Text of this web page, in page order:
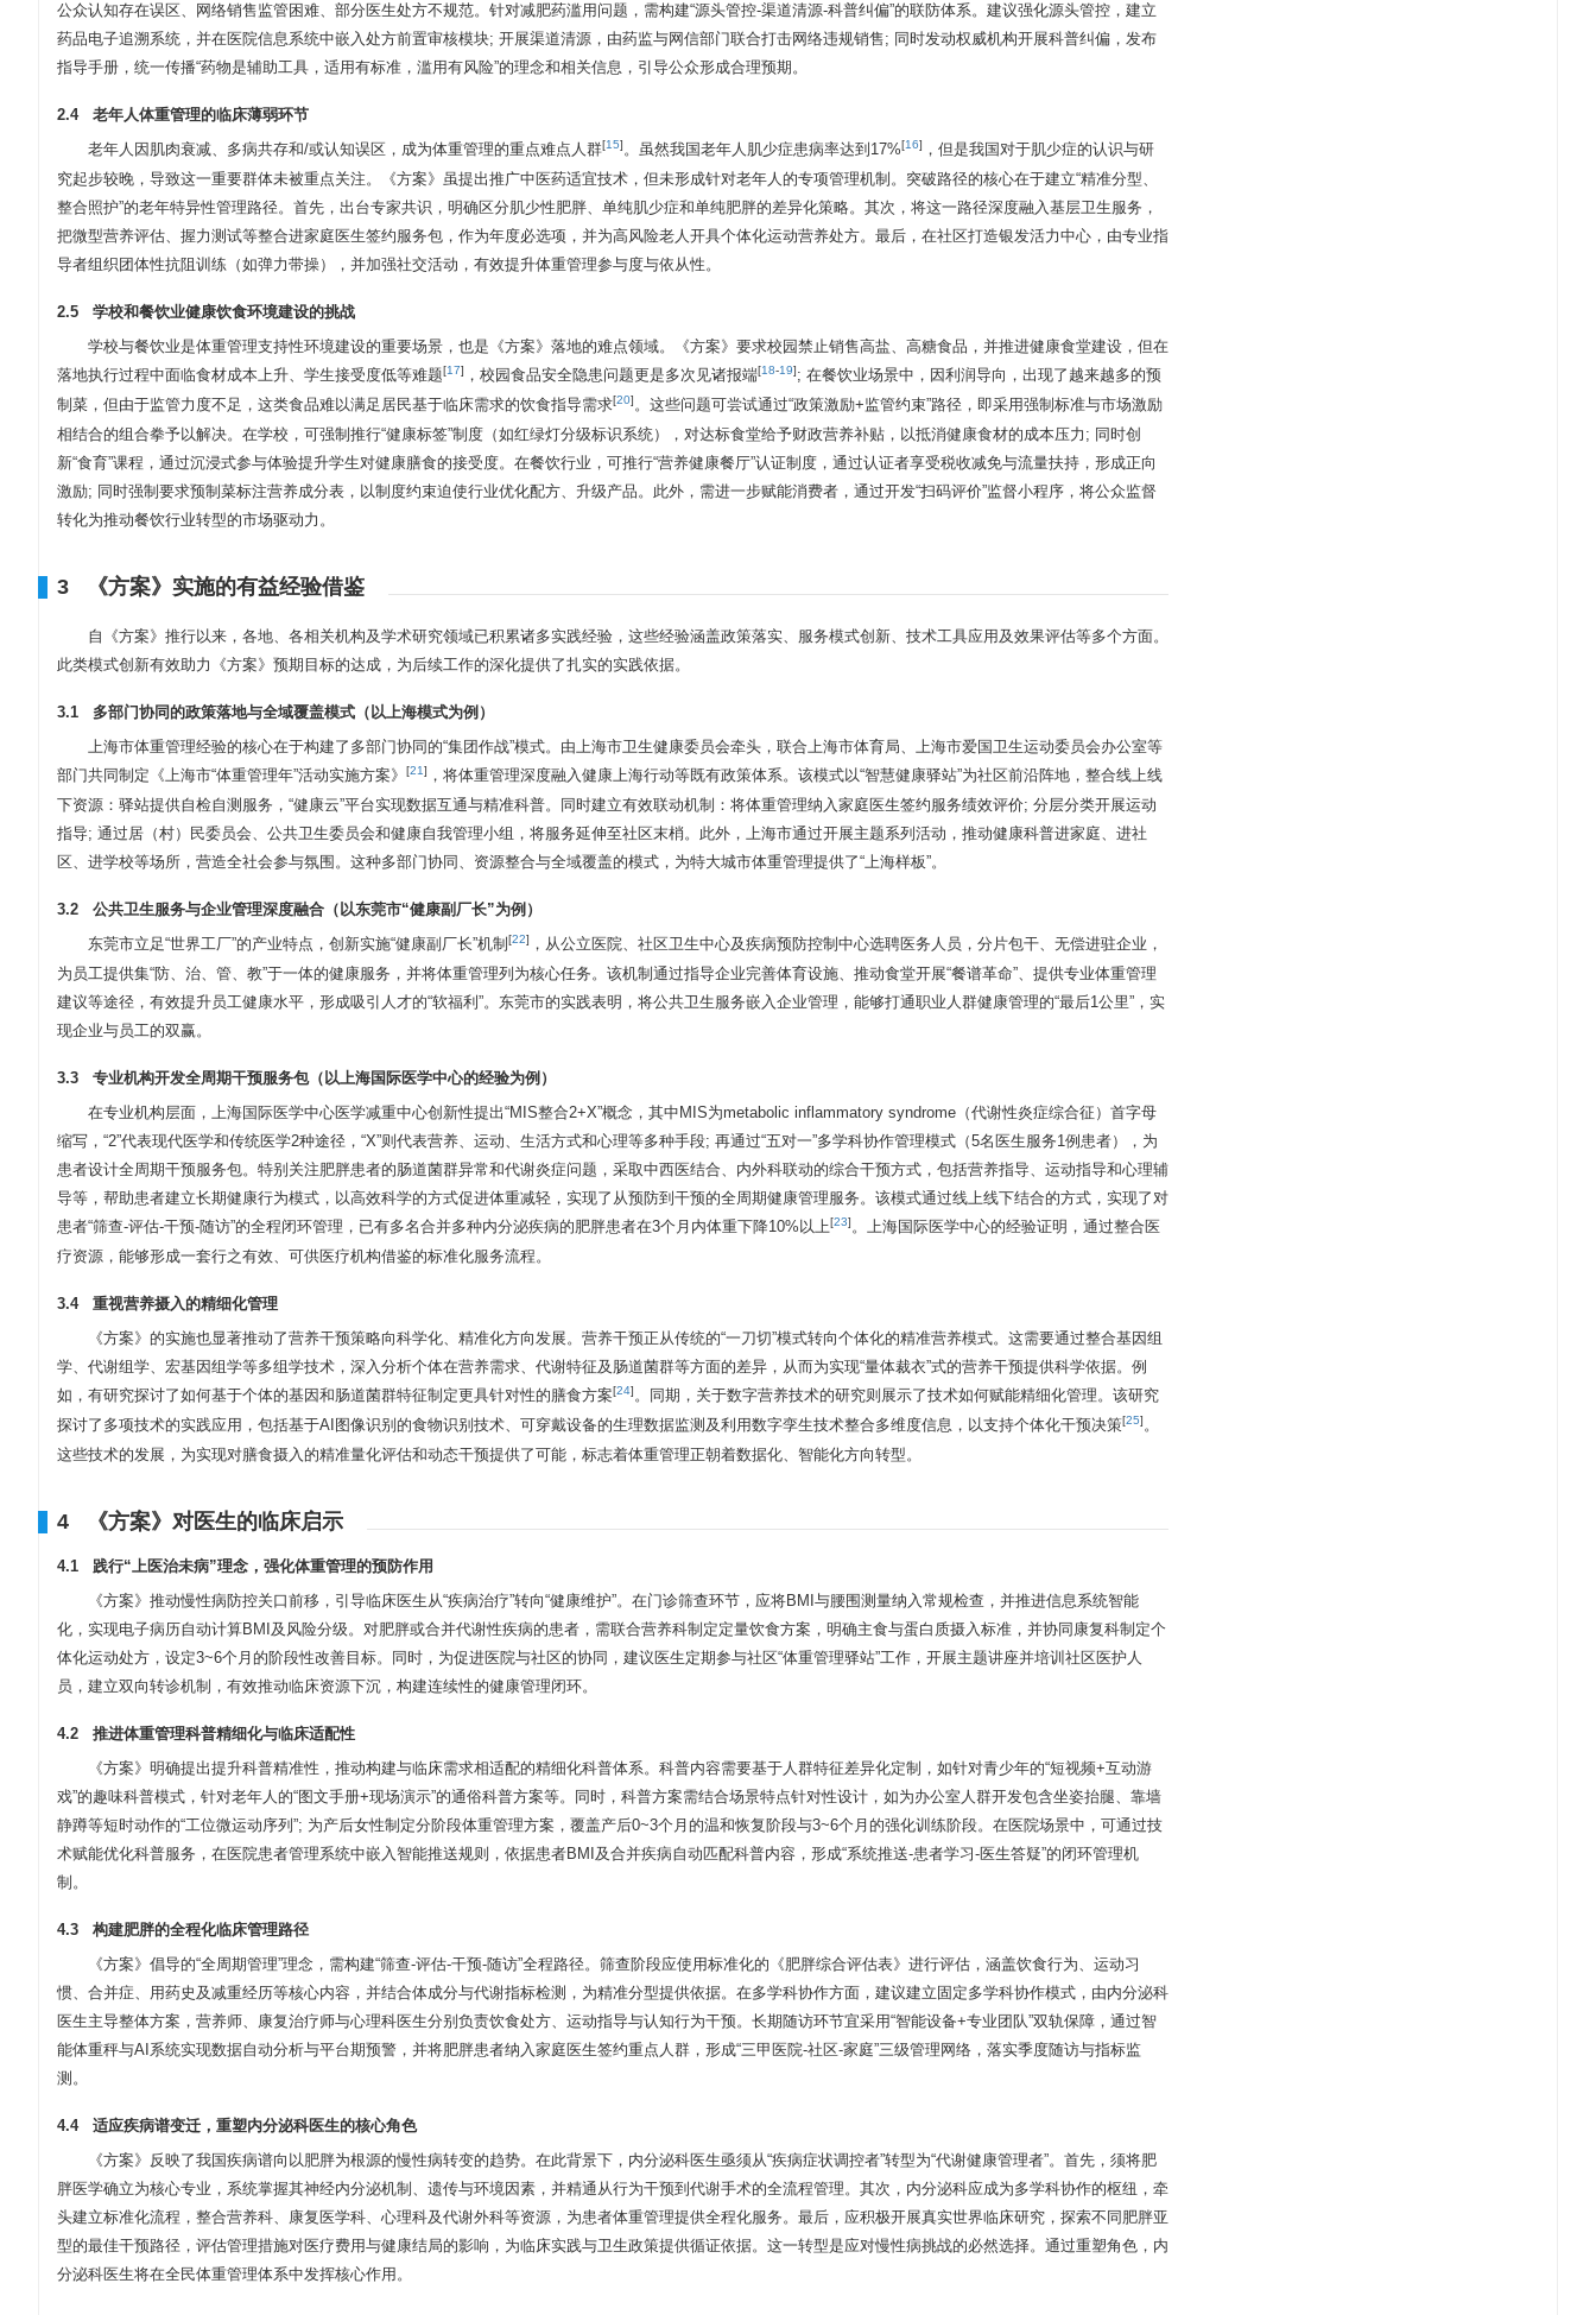
公众认知存在误区、网络销售监管困难、部分医生处方不规范。针对减肥药滥用问题，需构建“源头管控-渠道清源-科普纠偏”的联防体系。建议强化源头管控，建立
药品电子追溯系统，并在医院信息系统中嵌入处方前置审核模块; 开展渠道清源，由药监与网信部门联合打击网络违规销售; 同时发动权威机构开展科普纠偏，发布
指导手册，统一传播“药物是辅助工具，适用有标准，滥用有风险”的理念和相关信息，引导公众形成合理预期。
2.4 老年人体重管理的临床薄弱环节
老年人因肌肉衰减、多病共存和/或认知误区，成为体重管理的重点难点人群[15]。虽然我国老年人肌少症患病率达到17%[16] ，但是我国对于肌少症的认识与研
究起步较晚，导致这一重要群体未被重点关注。《方案》虽提出推广中医药适宜技术，但未形成针对老年人的专项管理机制。突破路径的核心在于建立“精准分型、
整合照护”的老年特异性管理路径。首先，出台专家共识，明确区分肌少性肥胖、单纯肌少症和单纯肥胖的差异化策略。其次，将这一路径深度融入基层卫生服务，
把微型营养评估、握力测试等整合进家庭医生签约服务包，作为年度必选项，并为高风险老人开具个体化运动营养处方。最后，在社区打造银发活力中心，由专业指
导者组织团体性抗阻训练（如弹力带操），并加强社交活动，有效提升体重管理参与度与依从性。
2.5 学校和餐饮业健康饮食环境建设的挑战
学校与餐饮业是体重管理支持性环境建设的重要场景，也是《方案》落地的难点领域。《方案》要求校园禁止销售高盐、高糖食品，并推进健康食堂建设，但在
落地执行过程中面临食材成本上升、学生接受度低等难题[17] ，校园食品安全隐患问题更是多次见诸报端[18-19]; 在餐饮业场景中，因利润导向，出现了越来越多的预
制菜，但由于监管力度不足，这类食品难以满足居民基于临床需求的饮食指导需求[20]。这些问题可尝试通过“政策激励+监管约束”路径，即采用强制标准与市场激励
相结合的组合拳予以解决。在学校，可强制推行“健康标签”制度（如红绿灯分级标识系统），对达标食堂给予财政营养补贴，以抵消健康食材的成本压力; 同时创
新“食育”课程，通过沉浸式参与体验提升学生对健康膳食的接受度。在餐饮行业，可推行“营养健康餐厅”认证制度，通过认证者享受税收减免与流量扶持，形成正向
激励; 同时强制要求预制菜标注营养成分表，以制度约束迫使行业优化配方、升级产品。此外，需进一步赋能消费者，通过开发“扫码评价”监督小程序，将公众监督
转化为推动餐饮行业转型的市场驱动力。
3 《方案》实施的有益经验借鉴
自《方案》推行以来，各地、各相关机构及学术研究领域已积累诸多实践经验，这些经验涵盖政策落实、服务模式创新、技术工具应用及效果评估等多个方面。
此类模式创新有效助力《方案》预期目标的达成，为后续工作的深化提供了扎实的实践依据。
3.1 多部门协同的政策落地与全域覆盖模式（以上海模式为例）
上海市体重管理经验的核心在于构建了多部门协同的“集团作战”模式。由上海市卫生健康委员会牵头，联合上海市体育局、上海市爱国卫生运动委员会办公室等
部门共同制定《上海市“体重管理年”活动实施方案》
[21] ，将体重管理深度融入健康上海行动等既有政策体系。该模式以“智慧健康驿站”为社区前沿阵地，整合线上线
下资源：驿站提供自检自测服务，“健康云”平台实现数据互通与精准科普。同时建立有效联动机制：将体重管理纳入家庭医生签约服务绩效评价; 分层分类开展运动
指导; 通过居（村）民委员会、公共卫生委员会和健康自我管理小组，将服务延伸至社区末梢。此外，上海市通过开展主题系列活动，推动健康科普进家庭、进社
区、进学校等场所，营造全社会参与氛围。这种多部门协同、资源整合与全域覆盖的模式，为特大城市体重管理提供了“上海样板”。
3.2 公共卫生服务与企业管理深度融合（以东莞市“健康副厂长”为例）
东莞市立足“世界工厂”的产业特点，创新实施“健康副厂长”机制 [22] ，从公立医院、社区卫生中心及疾病预防控制中心选聘医务人员，分片包干、无偿进驻企业，
为员工提供集“防、治、管、教”于一体的健康服务，并将体重管理列为核心任务。该机制通过指导企业完善体育设施、推动食堂开展“餐谱革命”、提供专业体重管理
建议等途径，有效提升员工健康水平，形成吸引人才的“软福利”。东莞市的实践表明，将公共卫生服务嵌入企业管理，能够打通职业人群健康管理的“最后1公里”，实
现企业与员工的双赢。
3.3 专业机构开发全周期干预服务包（以上海国际医学中心的经验为例）
在专业机构层面，上海国际医学中心医学减重中心创新性提出“MIS整合2+X”概念，其中MIS为metabolic inflammatory syndrome（代谢性炎症综合征）首字母
缩写，“2”代表现代医学和传统医学2种途径，“X”则代表营养、运动、生活方式和心理等多种手段; 再通过“五对一”多学科协作管理模式（5名医生服务1例患者），为
患者设计全周期干预服务包。特别关注肥胖患者的肠道菌群异常和代谢炎症问题，采取中西医结合、内外科联动的综合干预方式，包括营养指导、运动指导和心理辅
导等，帮助患者建立长期健康行为模式，以高效科学的方式促进体重减轻，实现了从预防到干预的全周期健康管理服务。该模式通过线上线下结合的方式，实现了对
患者“筛查-评估-干预-随访”的全程闭环管理，已有多名合并多种内分泌疾病的肥胖患者在3个月内体重下降10%以上[23]。上海国际医学中心的经验证明，通过整合医
疗资源，能够形成一套行之有效、可供医疗机构借鉴的标准化服务流程。
3.4 重视营养摄入的精细化管理
《方案》的实施也显著推动了营养干预策略向科学化、精准化方向发展。营养干预正从传统的“一刀切”模式转向个体化的精准营养模式。这需要通过整合基因组
学、代谢组学、宏基因组学等多组学技术，深入分析个体在营养需求、代谢特征及肠道菌群等方面的差异，从而为实现“量体裁衣”式的营养干预提供科学依据。例
如，有研究探讨了如何基于个体的基因和肠道菌群特征制定更具针对性的膳食方案[24]。同期，关于数字营养技术的研究则展示了技术如何赋能精细化管理。该研究
探讨了多项技术的实践应用，包括基于AI图像识别的食物识别技术、可穿戴设备的生理数据监测及利用数字孪生技术整合多维度信息，以支持个体化干预决策[25]。
这些技术的发展，为实现对膳食摄入的精准量化评估和动态干预提供了可能，标志着体重管理正朝着数据化、智能化方向转型。
4 《方案》对医生的临床启示
4.1 践行“上医治未病”理念，强化体重管理的预防作用
《方案》推动慢性病防控关口前移，引导临床医生从“疾病治疗”转向“健康维护”。在门诊筛查环节，应将BMI与腰围测量纳入常规检查，并推进信息系统智能
化，实现电子病历自动计算BMI及风险分级。对肥胖或合并代谢性疾病的患者，需联合营养科制定定量饮食方案，明确主食与蛋白质摄入标准，并协同康复科制定个
体化运动处方，设定3~6个月的阶段性改善目标。同时，为促进医院与社区的协同，建议医生定期参与社区“体重管理驿站”工作，开展主题讲座并培训社区医护人
员，建立双向转诊机制，有效推动临床资源下沉，构建连续性的健康管理闭环。
4.2 推进体重管理科普精细化与临床适配性
《方案》明确提出提升科普精准性，推动构建与临床需求相适配的精细化科普体系。科普内容需要基于人群特征差异化定制，如针对青少年的“短视频+互动游
戏”的趣味科普模式，针对老年人的“图文手册+现场演示”的通俗科普方案等。同时，科普方案需结合场景特点针对性设计，如为办公室人群开发包含坐姿抬腿、靠墙
静蹲等短时动作的“工位微运动序列”; 为产后女性制定分阶段体重管理方案，覆盖产后0~3个月的温和恢复阶段与3~6个月的强化训练阶段。在医院场景中，可通过技
术赋能优化科普服务，在医院患者管理系统中嵌入智能推送规则，依据患者BMI及合并疾病自动匹配科普内容，形成“系统推送-患者学习-医生答疑”的闭环管理机
制。
4.3 构建肥胖的全程化临床管理路径
《方案》倡导的“全周期管理”理念，需构建“筛查-评估-干预-随访”全程路径。筛查阶段应使用标准化的《肥胖综合评估表》进行评估，涵盖饮食行为、运动习
惯、合并症、用药史及减重经历等核心内容，并结合体成分与代谢指标检测，为精准分型提供依据。在多学科协作方面，建议建立固定多学科协作模式，由内分泌科
医生主导整体方案，营养师、康复治疗师与心理科医生分别负责饮食处方、运动指导与认知行为干预。长期随访环节宜采用“智能设备+专业团队”双轨保障，通过智
能体重秤与AI系统实现数据自动分析与平台期预警，并将肥胖患者纳入家庭医生签约重点人群，形成“三甲医院-社区-家庭”三级管理网络，落实季度随访与指标监
测。
4.4 适应疾病谱变迁，重塑内分泌科医生的核心角色
《方案》反映了我国疾病谱向以肥胖为根源的慢性病转变的趋势。在此背景下，内分泌科医生亟须从“疾病症状调控者”转型为“代谢健康管理者”。首先，须将肥
胖医学确立为核心专业，系统掌握其神经内分泌机制、遗传与环境因素，并精通从行为干预到代谢手术的全流程管理。其次，内分泌科应成为多学科协作的枢纽，牵
头建立标准化流程，整合营养科、康复医学科、心理科及代谢外科等资源，为患者体重管理提供全程化服务。最后，应积极开展真实世界临床研究，探索不同肥胖亚
型的最佳干预路径，评估管理措施对医疗费用与健康结局的影响，为临床实践与卫生政策提供循证依据。这一转型是应对慢性病挑战的必然选择。通过重塑角色，内
分泌科医生将在全民体重管理体系中发挥核心作用。